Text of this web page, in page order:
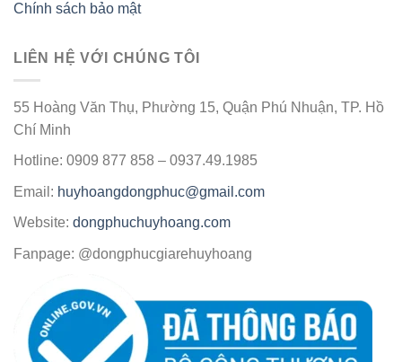
Chính sách bảo mật
LIÊN HỆ VỚI CHÚNG TÔI
55 Hoàng Văn Thụ, Phường 15, Quận Phú Nhuận, TP. Hồ
Chí Minh
Hotline: 0909 877 858 – 0937.49.1985
Email: huyhoangdongphuc@gmail.com
Website: dongphuchuyhoang.com
Fanpage: @dongphucgiarehuyhoang